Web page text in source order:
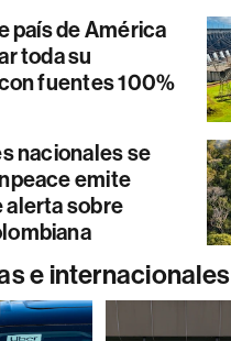
país de América
toda su
fuentes 100%
nacionales se
emite
sobre
e internacionales